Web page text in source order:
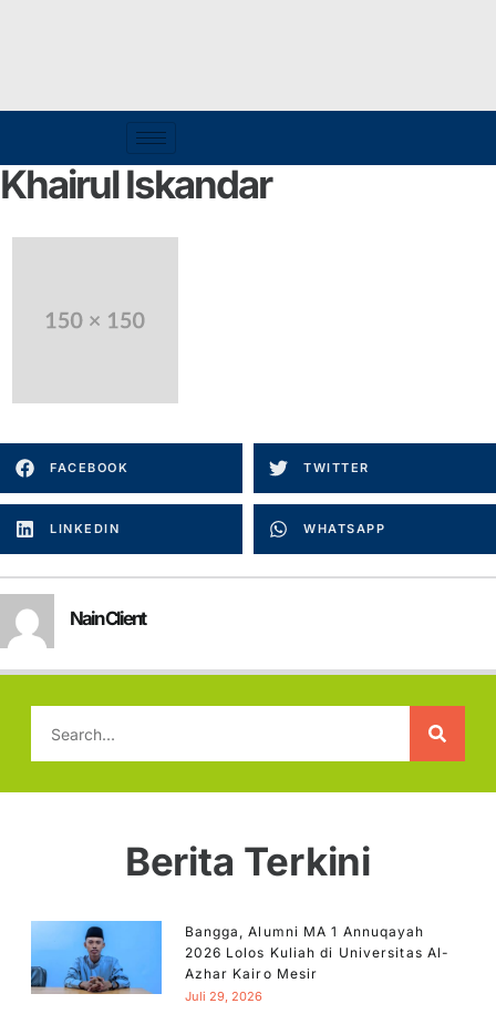
Khairul Iskandar
FACEBOOK TWITTER
LINKEDIN WHATSAPP
Nain Client
Berita Terkini
Bangga, Alumni MA 1 Annuqayah
2026 Lolos Kuliah di Universitas Al-
Azhar Kairo Mesir
Juli 29, 2026